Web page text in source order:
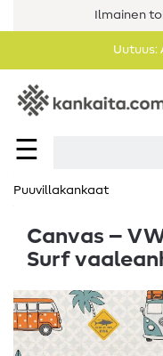
Ilmainen
Uutuus:
☰
Puuvillakankaat
Canvas –
Surf